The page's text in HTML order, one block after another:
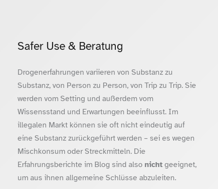
Safer Use & Beratung
Drogenerfahrungen variieren von Substanz zu
Substanz, von Person zu Person, von Trip zu Trip. Sie
werden vom Setting und außerdem vom
Wissensstand und Erwartungen beeinflusst. Im
illegalen Markt können sie oft nicht eindeutig auf
eine Substanz zurückgeführt werden – sei es wegen
Mischkonsum oder Streckmitteln. Die
Erfahrungsberichte im Blog sind also nichtgeeignet,
um aus ihnen allgemeine Schlüsse abzuleiten.